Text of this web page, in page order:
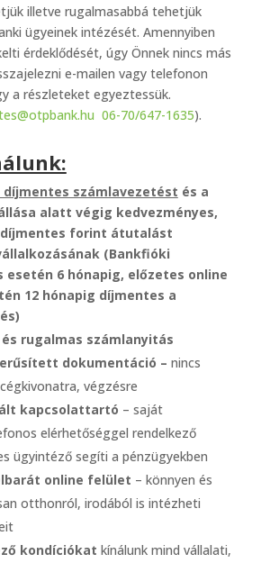
illetve rugalmasabbá tehetjük
ügyeinek intézését. Amennyiben
érdeklődését, úgy Önnek nincs más
e-mailen vagy telefonon
a részleteket egyeztessük.
06-70/647-1635).
díjmentes számlavezetést és a
alatt végig kedvezményes,
forint átutalást
(Bankfióki
esetén 6 hónapig, előzetes online
12 hónapig díjmentes a
és rugalmas számlanyitás
dokumentáció – nincs
végzésre
kapcsolattartó – saját
elérhetőséggel rendelkező
ügyintéző segíti a pénzügyekben
online felület – könnyen és
otthonról, irodából is intézheti
kondíciókat kínálunk mind vállalati,